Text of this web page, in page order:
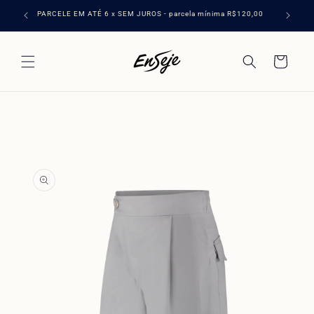
para oPARCELE EM ATÉ 6 x SEM JUROS - parcela mínima R$120,00
Carrinho